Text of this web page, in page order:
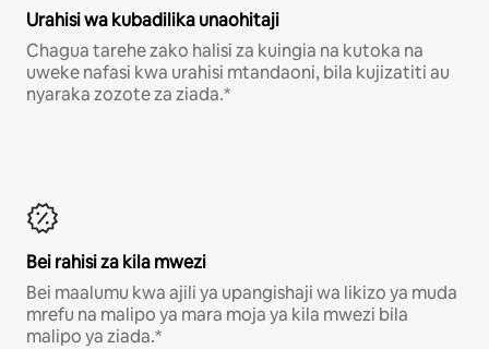
Urahisi wa kubadilika unaohitaji
Chagua tarehe zako halisi za kuingia na kutoka na
uweke nafasi kwa urahisi mtandaoni, bila kujizatiti au
nyaraka zozote za ziada.*
Bei rahisi za kila mwezi
Bei maalumu kwa ajili ya upangishaji wa likizo ya muda
mrefu na malipo ya mara moja ya kila mwezi bila
malipo ya ziada.*